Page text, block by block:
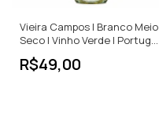
Vieira Campos | Branco Meio
Seco | Vinho Verde | Portugal
R$49,00